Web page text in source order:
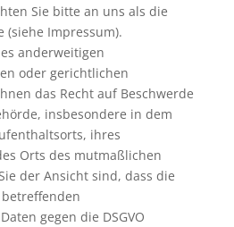
Sie bitte an uns als die
(siehe Impressum).
anderweitigen
oder gerichtlichen
das Recht auf Beschwerde
insbesondere in dem
ihres
Orts des mutmaßlichen
der Ansicht sind, dass die
gegen die DSGVO